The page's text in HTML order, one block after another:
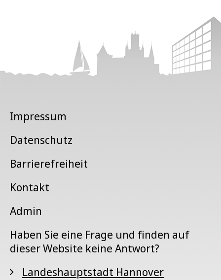
Impressum
Datenschutz
Barrierefreiheit
Kontakt
Admin
Haben Sie eine Frage und finden auf
dieser Website keine Antwort?
Landeshauptstadt Hannover